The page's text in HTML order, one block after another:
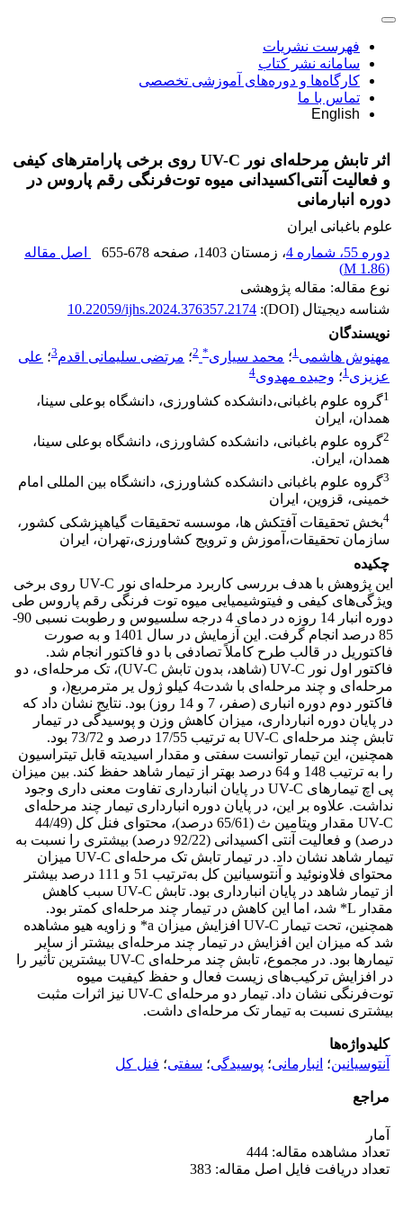
فهرست نشریات
سامانه نشر کتاب
کارگاه‌ها و دوره‌های آموزشی تخصصی
تماس با ما
English
اثر تابش مرحله‌ای نور UV-C روی برخی پارامترهای کیفی
و فعالیت آنتی‌اکسیدانی میوه توت‌فرنگی رقم پاروس در
دوره انبارمانی
علوم باغبانی ایران
دوره 55، شماره 4
، زمستان 1403 ، صفحه 655-678
اصل مقاله
(
1.86 M
)
نوع مقاله: مقاله پژوهشی
شناسه دیجیتال (DOI):
10.22059/ijhs.2024.376357.2174
نویسندگان
مهنوش هاشمی1؛ محمد سیاری*
2؛ مرتضی سلیمانی اقدم3؛ علی
عزیزی1؛ وحیده مهدوی4
1گروه علوم باغبانی،دانشکده کشاورزی، دانشگاه بوعلی سینا،
همدان، ایران
2گروه علوم باغبانی، دانشکده کشاورزی، دانشگاه بوعلی سینا،
همدان، ایران.
3گروه علوم باغبانی دانشکده کشاورزی، دانشگاه بین المللی امام
خمینی، قزوین، ایران
4بخش تحقیقات آفتکش ها، موسسه تحقیقات گیاهپزشکی کشور،
سازمان تحقیقات،آموزش و ترویج کشاورزی،تهران، ایران
چکیده
این پژوهش با هدف بررسی کاربرد مرحله‌ای نور UV-C روی برخی
ویژگی‌های کیفی و فیتوشیمیایی میوه توت فرنگی رقم پاروس طی
دوره انبار 14 روزه در دمای 4 درجه سلسیوس و رطوبت نسبی 90-
85 درصد انجام گرفت. این آزمایش در سال 1401 و به صورت
فاکتوریل در قالب طرح کاملاً تصادفی با دو فاکتور انجام شد.
فاکتور اول نور UV-C (شاهد، بدون تابش UV-C)، تک مرحله‌ای، دو
مرحله‌ای و چند مرحله‌ای با شدت4 کیلو ژول یر متر‌مربع(، و
فاکتور دوم دوره انباری (صفر، 7 و 14 روز) بود. نتایج نشان داد که
در پایان دوره انبارداری، میزان کاهش وزن و پوسیدگی در تیمار
تابش چند مرحله‌ای UV-C به ترتیب 17/55 درصد و 73/72 بود.
همچنین، این تیمار توانست سفتی و مقدار اسیدیته قابل تیتراسیون
را به ترتیب 148 و 64 درصد بهتر از تیمار شاهد حفظ کند. بین میزان
پی اچ تیمارهای UV-C در پایان انبارداری تفاوت معنی داری وجود
نداشت. علاوه بر این، در پایان دوره انبارداری تیمار چند مرحله‌ای
UV-C مقدار ویتامین ث (65/61 درصد)، محتوای فنل کل (44/49
درصد) و فعالیت آنتی اکسیدانی (92/22 درصد) بیشتری را نسبت به
تیمار شاهد نشان داد. در تیمار تابش تک مرحله‌ای UV-C میزان
محتوای فلاونوئید و آنتوسیانین کل به‌ترتیب 51 و 111 درصد بیشتر
از تیمار شاهد در پایان انبارداری بود. تابش UV-C سبب کاهش
مقدار L* شد، اما این کاهش در تیمار چند مرحله‌ای کمتر بود.
همچنین، تحت تیمار UV-C افزایش میزان a* و زاویه هیو مشاهده
شد که میزان این افزایش در تیمار چند مرحله‌ای بیشتر از سایر
تیمارها بود. در مجموع، تابش چند مرحله‌ای UV-C بیشترین تأثیر را
در افزایش ترکیب‌های زیست فعال و حفظ کیفیت میوه
توت‌فرنگی نشان داد. تیمار دو مرحله‌ای UV-C نیز اثرات مثبت
بیشتری نسبت به تیمار تک مرحله‌ای داشت.
کلیدواژه‌ها
آنتوسیانین؛ انبارمانی؛ پوسیدگی؛ سفتی؛ فنل کل
مراجع
آمار
تعداد مشاهده مقاله: 444
تعداد دریافت فایل اصل مقاله: 383